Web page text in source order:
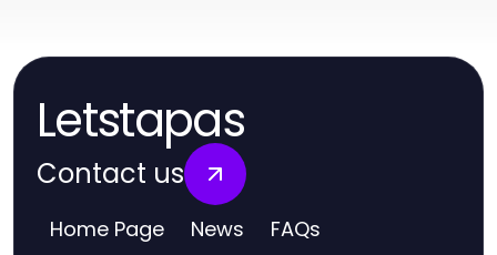
Letstapas
Contact us
Home Page News FAQs